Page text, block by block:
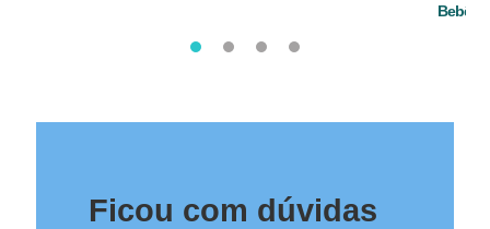
Bebê
Ficou com dúvidas